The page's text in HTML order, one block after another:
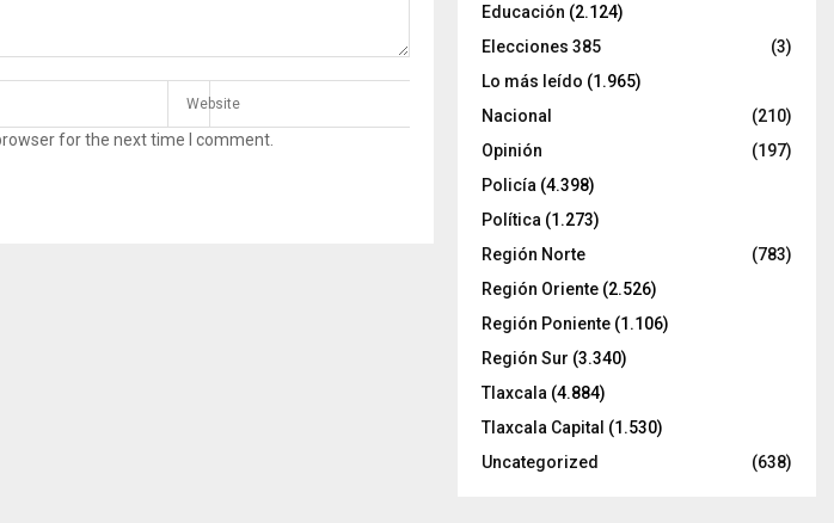
for the next time I comment.
Educación (2.124)
Elecciones 385
(3)
Lo más leído (1.965)
Nacional
(210)
Opinión
(197)
Policía (4.398)
Política (1.273)
Región Norte
(783)
Región Oriente (2.526)
Región Poniente (1.106)
Región Sur (3.340)
Tlaxcala (4.884)
Tlaxcala Capital (1.530)
Uncategorized
(638)